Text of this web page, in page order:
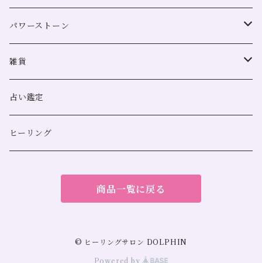
パワーストーン
全体運
恋愛
金運
雑貨
浄化用
スマッジングミスト
占い鑑定
ヒーリング
商品一覧に戻る
© ヒーリングサロン DOLPHIN
Powered by